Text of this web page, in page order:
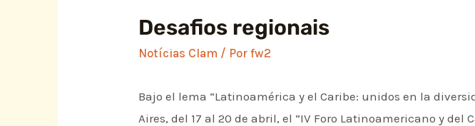
Desafios regionais
Notícias Clam / Porfw2
Bajo el lema “Latinoamérica y el Caribe: unidos en la
Aires, del 17 al 20 de abril, el “IV Foro Latinoamericano y